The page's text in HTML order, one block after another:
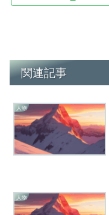
関連記事
人物
人物